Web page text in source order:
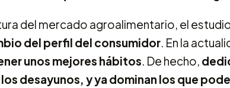
del mercado agroalimentario, el
del perfil del consumidor. En la
unos mejores hábitos. De hecho,
desayunos, y ya dominan los que